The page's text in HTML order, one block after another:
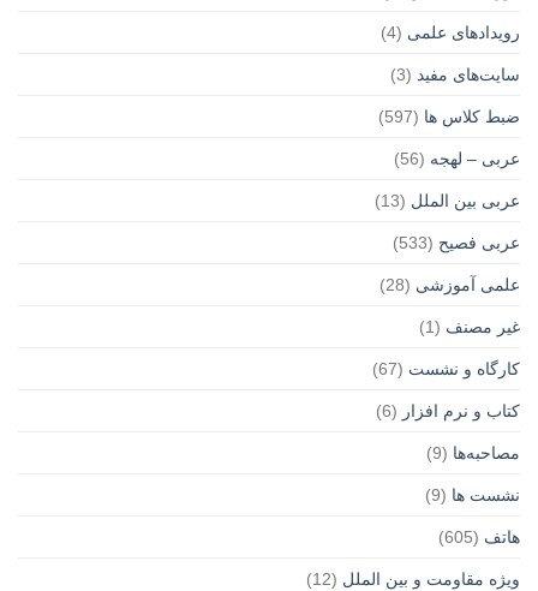
رویدادهای علمی (4)
سایت‌های مفید (3)
ضبط کلاس ها (597)
عربی – لهجه (56)
عربی بین الملل (13)
عربی فصیح (533)
علمی آموزشی (28)
غير مصنف (1)
کارگاه و نشست (67)
کتاب و نرم افزار (6)
مصاحبه‌ها (9)
نشست ها (9)
هاتف (605)
ویژه مقاومت و بین الملل (12)